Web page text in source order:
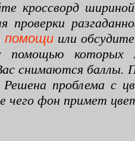
шириной
проверки
помощиили
помощью которых
снимаются баллы.
Решена проблема с
чего фон примет